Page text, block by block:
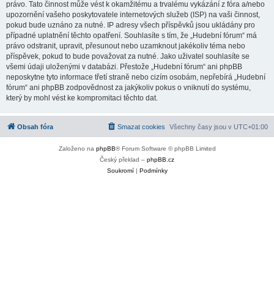
právo. Tato činnost může vést k okamžitému a trvalému vykázání z fóra a/nebo
upozornění vašeho poskytovatele internetových služeb (ISP) na vaši činnost,
pokud bude uznáno za nutné. IP adresy všech příspěvků jsou ukládány pro
případné uplatnění těchto opatření. Souhlasíte s tím, že „Hudební fórum“ má
právo odstranit, upravit, přesunout nebo uzamknout jakékoliv téma nebo
příspěvek, pokud to bude považovat za nutné. Jako uživatel souhlasíte se
všemi údaji uloženými v databázi. Přestože „Hudební fórum“ ani phpBB
neposkytne tyto informace třetí straně nebo cizím osobám, nepřebírá „Hudební
fórum“ ani phpBB zodpovědnost za jakýkoliv pokus o vniknutí do systému,
který by mohl vést ke kompromitaci těchto dat.
Obsah fóra Všechny časy jsou v UTC+01:00
Smazat cookies
Založeno na phpBB® Forum Software © phpBB Limited
Český překlad – phpBB.cz
Soukromí| Podmínky